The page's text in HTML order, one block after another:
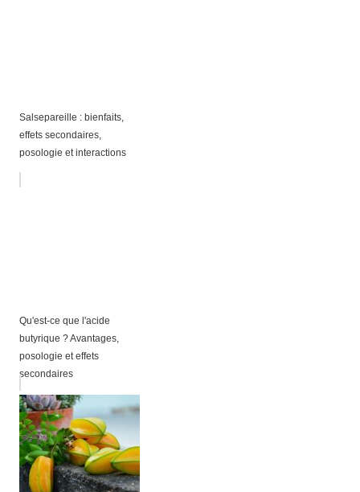
Salsepareille : bienfaits,
effets secondaires,
posologie et interactions
Qu'est-ce que l'acide
butyrique ? Avantages,
posologie et effets
secondaires